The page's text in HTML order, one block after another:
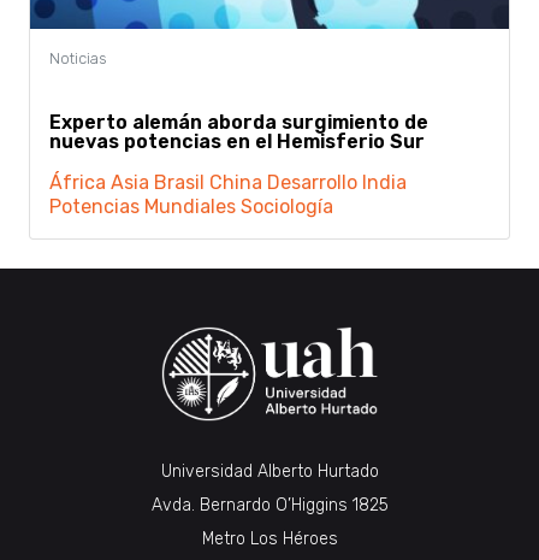
Experto alemán aborda surgimiento de
nuevas potencias en el Hemisferio Sur
África Asia Brasil China Desarrollo India
Potencias Mundiales Sociología
Universidad Alberto Hurtado
Avda. Bernardo O’Higgins 1825
Metro Los Héroes